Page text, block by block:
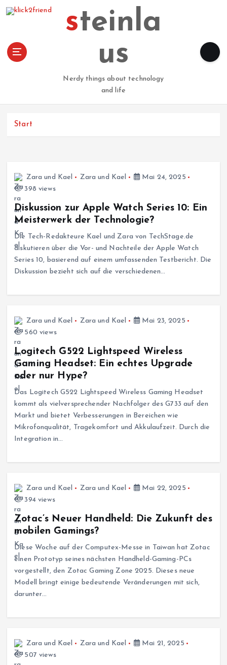
steinla
us
Nerdy things about technology
and life
Start
Zara und Kael Zara und Kael
Mai 24, 2025
398 views
Diskussion zur Apple Watch Series 10: Ein
Meisterwerk der Technologie?
Die Tech-Redakteure Kael und Zara von TechStage.de
diskutieren über die Vor- und Nachteile der Apple Watch
Series 10, basierend auf einem umfassenden Testbericht. Die
Diskussion bezieht sich auf die verschiedenen…
Zara und Kael Zara und Kael
Mai 23, 2025
560 views
Logitech G522 Lightspeed Wireless
Gaming Headset: Ein echtes Upgrade
oder nur Hype?
Das Logitech G522 Lightspeed Wireless Gaming Headset
kommt als vielversprechender Nachfolger des G733 auf den
Markt und bietet Verbesserungen in Bereichen wie
Mikrofonqualität, Tragekomfort und Akkulaufzeit. Durch die
Integration in…
Zara und Kael Zara und Kael
Mai 22, 2025
394 views
Zotac’s Neuer Handheld: Die Zukunft des
mobilen Gamings?
Diese Woche auf der Computex-Messe in Taiwan hat Zotac
einen Prototyp seines nächsten Handheld-Gaming-PCs
vorgestellt, den Zotac Gaming Zone 2025. Dieses neue
Modell bringt einige bedeutende Veränderungen mit sich,
darunter…
Zara und Kael Zara und Kael
Mai 21, 2025
507 views